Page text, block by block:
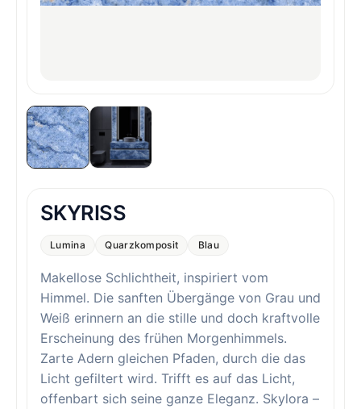
SKYRISS
Lumina Quarzkomposit Blau
Makellose Schlichtheit, inspiriert vom
Himmel. Die sanften Übergänge von Grau und
Weiß erinnern an die stille und doch kraftvolle
Erscheinung des frühen Morgenhimmels.
Zarte Adern gleichen Pfaden, durch die das
Licht gefiltert wird. Trifft es auf das Licht,
offenbart sich seine ganze Eleganz. Skylora –